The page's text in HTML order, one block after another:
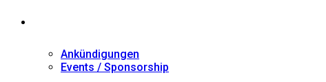
Ankündigungen
Events / Sponsorship